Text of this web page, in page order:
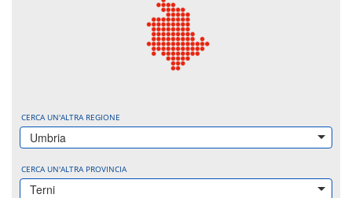
CERCA UN'ALTRA REGIONE
Umbria
CERCA UN'ALTRA PROVINCIA
Terni